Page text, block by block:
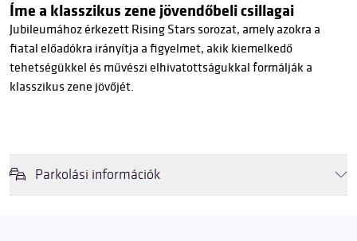
Íme a klasszikus zene jövendőbeli csillagai
Jubileumához érkezett Rising Stars sorozat, amely azokra a
fiatal előadókra irányítja a figyelmet, akik kiemelkedő
tehetségükkel és művészi elhivatottságukkal formálják a
klasszikus zene jövőjét.
Parkolási információk